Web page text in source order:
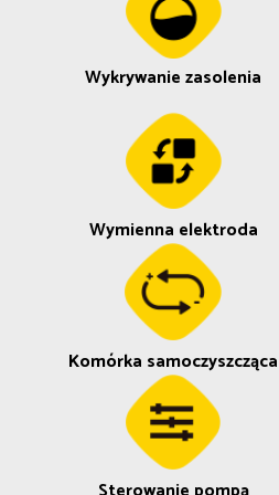
Wykrywanie zasolenia
Wymienna elektroda
Komórka samoczyszcząca